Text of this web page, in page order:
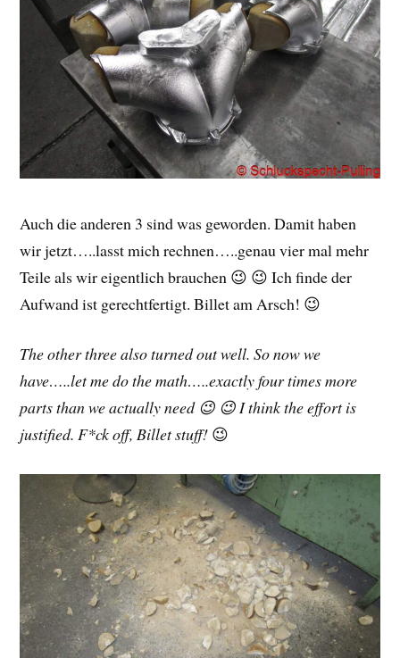
Auch die anderen 3 sind was geworden. Damit haben
wir jetzt…..lasst mich rechnen…..genau vier mal mehr
Teile als wir eigentlich brauchen 😉 😉 Ich finde der
Aufwand ist gerechtfertigt. Billet am Arsch! 😉
The other three also turned out well. So now we
have…..let me do the math…..exactly four times more
parts than we actually need 😉 😉 I think the effort is
justified. F*ck off, Billet stuff! 😉